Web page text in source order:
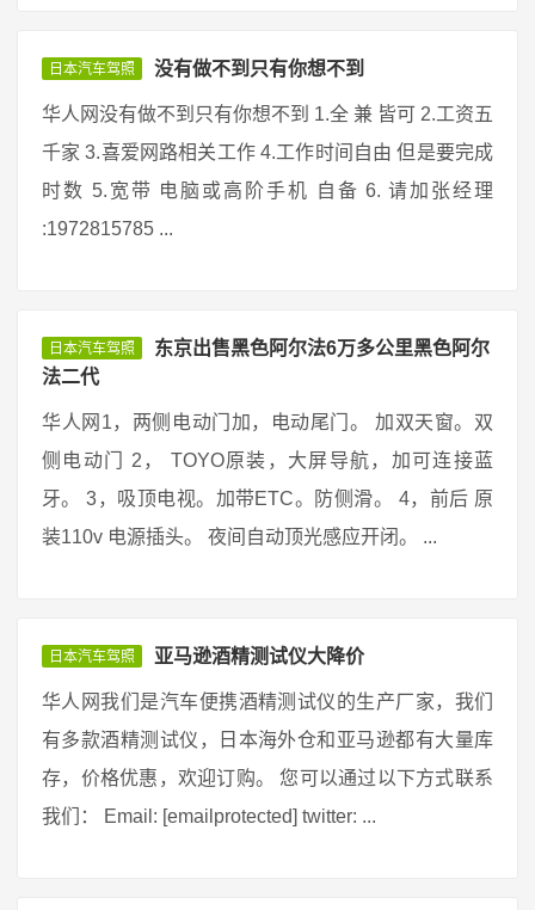
日本汽车驾照 没有做不到只有你想不到
华人网没有做不到只有你想不到 1.全 兼 皆可 2.工资五
千家 3.喜爱网路相关工作 4.工作时间自由 但是要完成
时数 5.宽带 电脑或高阶手机 自备 6. 请加张经理
:1972815785 ...
日本汽车驾照
东京出售黑色阿尔法6万多公里黑色阿尔
法二代
华人网1，两侧电动门加，电动尾门。 加双天窗。双
侧电动门 2， TOYO原装，大屏导航，加可连接蓝
牙。 3，吸顶电视。加带ETC。防侧滑。 4，前后 原
装110v 电源插头。 夜间自动顶光感应开闭。 ...
日本汽车驾照 亚马逊酒精测试仪大降价
华人网我们是汽车便携酒精测试仪的生产厂家，我们
有多款酒精测试仪，日本海外仓和亚马逊都有大量库
存，价格优惠，欢迎订购。 您可以通过以下方式联系
我们： Email: [emailprotected] twitter: ...